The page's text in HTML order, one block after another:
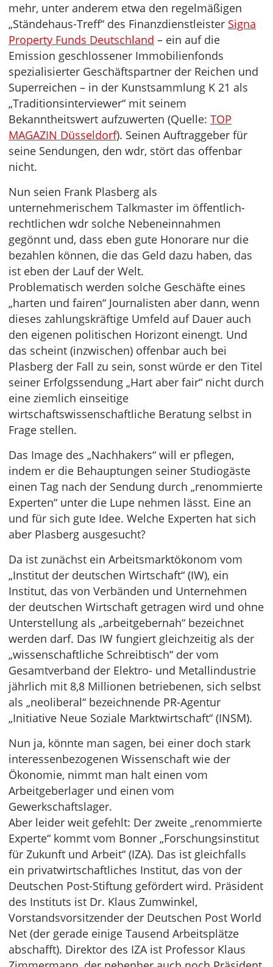
mehr, unter anderem etwa den regelmäßigen
„Ständehaus-Treff“ des Finanzdienstleister Signa
Property Funds Deutschland – ein auf die
Emission geschlossener Immobilienfonds
spezialisierter Geschäftspartner der Reichen und
Superreichen – in der Kunstsammlung K 21 als
„Traditionsinterviewer“ mit seinem
Bekanntheitswert aufzuwerten (Quelle: TOP
MAGAZIN Düsseldorf). Seinen Auftraggeber für
seine Sendungen, den wdr, stört das offenbar
nicht.
Nun seien Frank Plasberg als
unternehmerischem Talkmaster im öffentlich-
rechtlichen wdr solche Nebeneinnahmen
gegönnt und, dass eben gute Honorare nur die
bezahlen können, die das Geld dazu haben, das
ist eben der Lauf der Welt.
Problematisch werden solche Geschäfte eines
„harten und fairen“ Journalisten aber dann, wenn
dieses zahlungskräftige Umfeld auf Dauer auch
den eigenen politischen Horizont einengt. Und
das scheint (inzwischen) offenbar auch bei
Plasberg der Fall zu sein, sonst würde er den Titel
seiner Erfolgssendung „Hart aber fair“ nicht durch
eine ziemlich einseitige
wirtschaftswissenschaftliche Beratung selbst in
Frage stellen.
Das Image des „Nachhakers“ will er pflegen,
indem er die Behauptungen seiner Studiogäste
einen Tag nach der Sendung durch „renommierte
Experten“ unter die Lupe nehmen lässt. Eine an
und für sich gute Idee. Welche Experten hat sich
aber Plasberg ausgesucht?
Da ist zunächst ein Arbeitsmarktökonom vom
„Institut der deutschen Wirtschaft“ (IW), ein
Institut, das von Verbänden und Unternehmen
der deutschen Wirtschaft getragen wird und ohne
Unterstellung als „arbeitgebernah“ bezeichnet
werden darf. Das IW fungiert gleichzeitig als der
„wissenschaftliche Schreibtisch“ der vom
Gesamtverband der Elektro- und Metallindustrie
jährlich mit 8,8 Millionen betriebenen, sich selbst
als „neoliberal“ bezeichnende PR-Agentur
„Initiative Neue Soziale Marktwirtschaft“ (INSM).
Nun ja, könnte man sagen, bei einer doch stark
interessenbezogenen Wissenschaft wie der
Ökonomie, nimmt man halt einen vom
Arbeitgeberlager und einen vom
Gewerkschaftslager.
Aber leider weit gefehlt: Der zweite „renommierte
Experte“ kommt vom Bonner „Forschungsinstitut
für Zukunft und Arbeit“ (IZA). Das ist gleichfalls
ein privatwirtschaftliches Institut, das von der
Deutschen Post-Stiftung gefördert wird. Präsident
des Instituts ist Dr. Klaus Zumwinkel,
Vorstandsvorsitzender der Deutschen Post World
Net (der gerade einige Tausend Arbeitsplätze
abschafft). Direktor des IZA ist Professor Klaus